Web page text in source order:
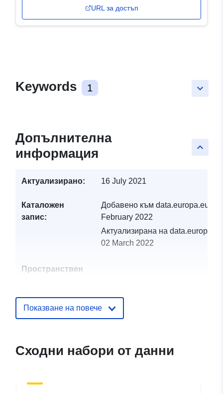
URL за достъп
keyboard_arrow_down
Keywords 1
keyboard_arrow_up
Допълнителна
информация
Актуализирано: 16 July 2021
Каталожен
запис:
Добавено към data.europa.eu:
February 2022
Актуализирана на
02 March 2022
Пространствен
Идентификатор
и:
http://catalogue.geo-
ide.developpement-
1d4f-4f3d-9ee5-
Показване на повече
Сходни набори от данни